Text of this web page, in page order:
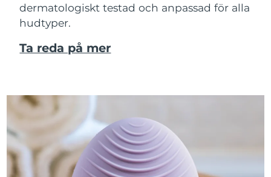
dermatologiskt testad och anpassad för alla
hudtyper.
Ta reda på mer